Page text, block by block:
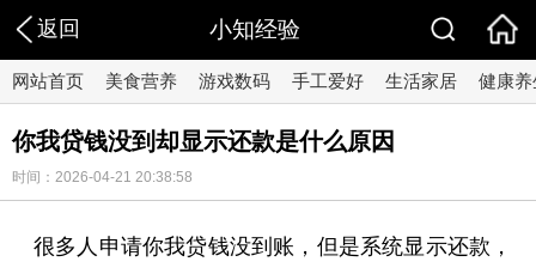
返回 小知经验
网站首页 美食营养 游戏数码 手工爱好 生活家居 健康养
你我贷钱没到却显示还款是什么原因
时间：2026-04-21 20:38:58
很多人申请你我贷钱没到账，但是系统显示还款，